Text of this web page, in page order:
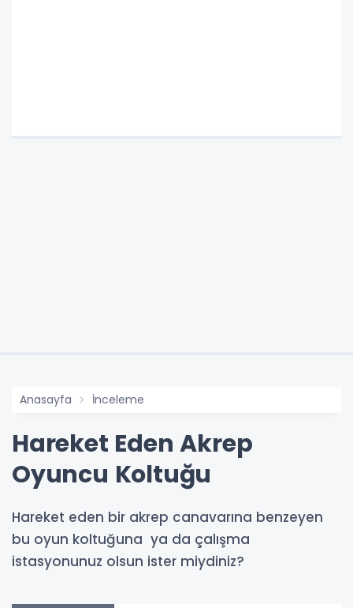
Anasayfa İnceleme
Hareket Eden Akrep
Oyuncu Koltuğu
Hareket eden bir akrep canavarına benzeyen
bu oyun koltuğuna ya da çalışma
istasyonunuz olsun ister miydiniz?